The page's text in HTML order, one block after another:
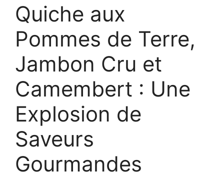
Quiche aux
Pommes de Terre,
Jambon Cru et
Camembert : Une
Explosion de
Saveurs
Gourmandes